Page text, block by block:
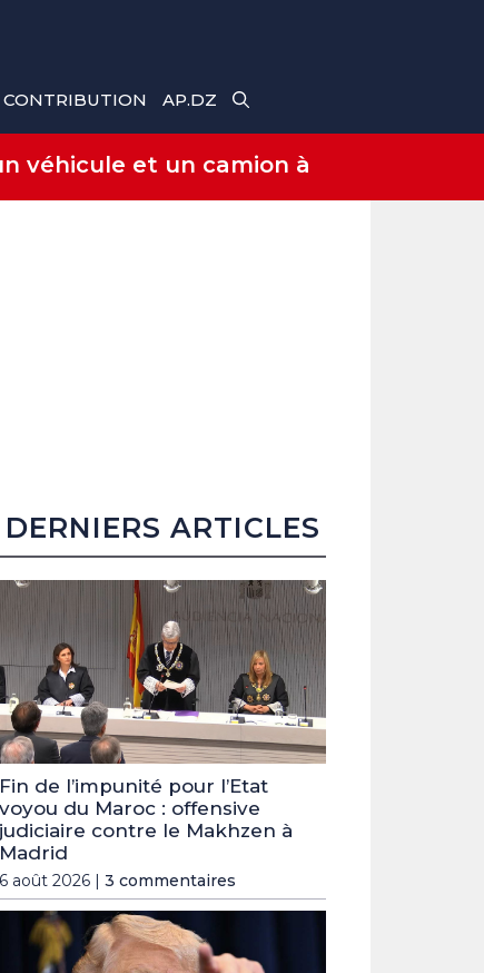
CONTRIBUTION AP.DZ
véhicule et un camion à
DERNIERS ARTICLES
Fin de l’impunité pour l’Etat
voyou du Maroc : offensive
judiciaire contre le Makhzen à
Madrid
6 août 2026 | 3 commentaires